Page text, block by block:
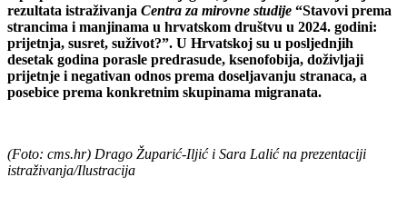
rezultata istraživanja Centra za mirovne studije “Stavovi prema
strancima i manjinama u hrvatskom društvu u 2024. godini:
prijetnja, susret, suživot?”. U Hrvatskoj su u posljednjih
desetak godina porasle predrasude, ksenofobija, doživljaji
prijetnje i negativan odnos prema doseljavanju stranaca, a
posebice prema konkretnim skupinama migranata.
(Foto: cms.hr) Drago Župarić-Iljić i Sara Lalić na prezentaciji
istraživanja/Ilustracija